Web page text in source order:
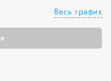
Весь график